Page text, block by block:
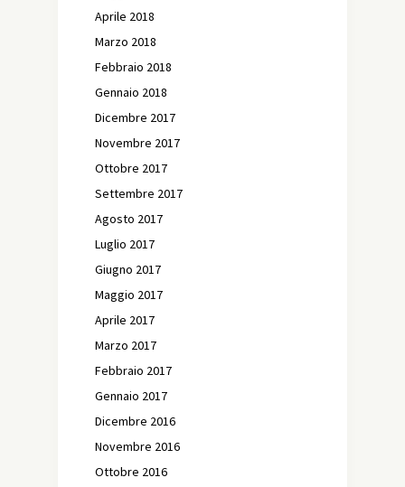
Aprile 2018
Marzo 2018
Febbraio 2018
Gennaio 2018
Dicembre 2017
Novembre 2017
Ottobre 2017
Settembre 2017
Agosto 2017
Luglio 2017
Giugno 2017
Maggio 2017
Aprile 2017
Marzo 2017
Febbraio 2017
Gennaio 2017
Dicembre 2016
Novembre 2016
Ottobre 2016